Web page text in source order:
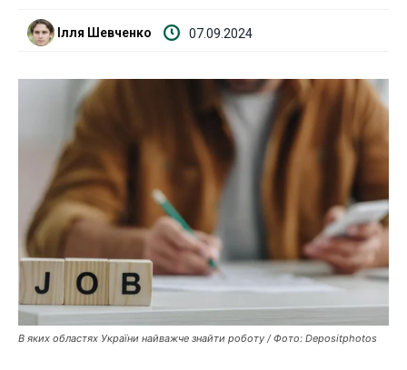
Фінанси
Криптовалюта
Робота і освіта
Публікації
Курс валют
Ілля Шевченко 07.09.2024
В яких областях України найважче знайти роботу / Фото: Depositphotos